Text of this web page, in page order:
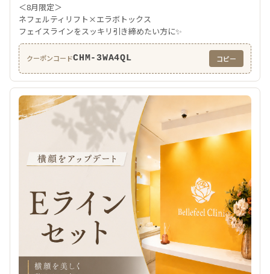
＜8月限定＞
ネフェルティリフト×エラボトックス
フェイスラインをスッキリ引き締めたい方に✨
クーポンコードCHM-3WA4QL コピー